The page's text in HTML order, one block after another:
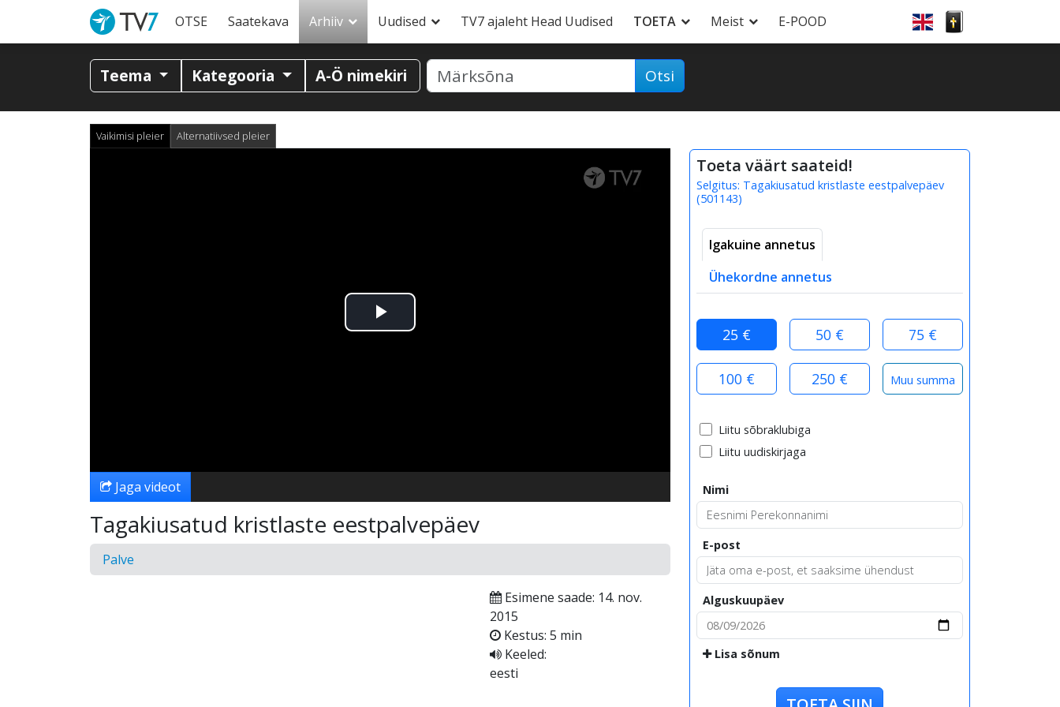
OTSE Saatekava Arhiiv Uudised TV7 ajaleht Head Uudised TOETA Meist E-POOD
Teema Kategooria A-Ö nimekiri Otsi
Vaikimisi pleier Alternatiivsed pleier
Esita
Jaga videot
Tagakiusatud kristlaste eestpalvepäev
Palve
Esimene saade: 14. nov.
2015
Kestus: 5 min
Keeled:
eesti
Toeta väärt saateid!
Selgitus: Tagakiusatud kristlaste eestpalvepäev
(501143)
Igakuine annetus
Ühekordne annetus
25 € 50 € 75 €
100 € 250 €
Liitu sõbraklubiga
Liitu uudiskirjaga
Nimi
E-post
Alguskuupäev
Lisa sõnum